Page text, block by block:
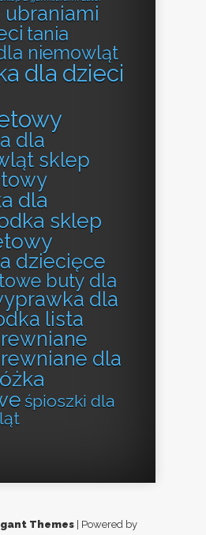
ubraniami
tania
niemowląt
dla dzieci
dla
sklep
dla
sklep
dziecięce
buty dla
dla
lista
dla
śpioszki dla
Themes | Powered by